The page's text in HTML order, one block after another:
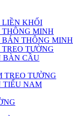
KHỐI
MINH
THÔNG MINH
TƯỜNG
BÀN CẦU
TREO TƯỜNG
TIỂU NAM